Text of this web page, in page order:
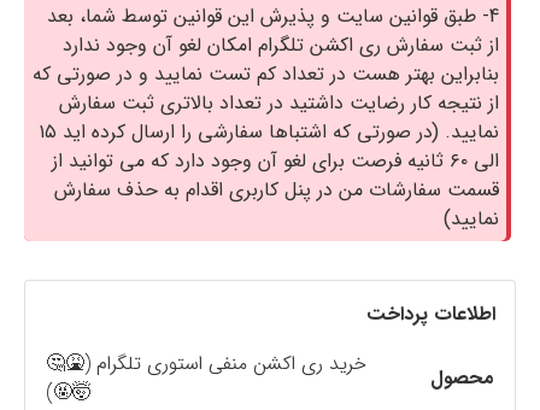
4- طبق قوانین سایت و پذیرش این قوانین توسط شما، بعد
از ثبت سفارش ری اکشن تلگرام امکان لغو آن وجود ندارد
بنابراین بهتر هست در تعداد کم تست نمایید و در صورتی که
از نتیجه کار رضایت داشتید در تعداد بالاتری ثبت سفارش
نمایید. (در صورتی که اشتباها سفارشی را ارسال کرده اید ۱۵
الی ۶۰ ثانیه فرصت برای لغو آن وجود دارد که می توانید از
قسمت سفارشات من در پنل کاربری اقدام به حذف سفارش
نمایید)
اطلاعات پرداخت
محصول
خرید ری اکشن منفی استوری تلگرام (🤮🤔
🤯🤬)